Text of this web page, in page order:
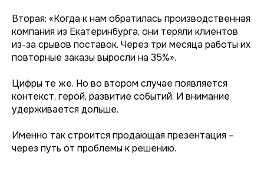
Вторая: «Когда к нам обратилась производственная
компания из Екатеринбурга, они теряли клиентов
из-за срывов поставок. Через три месяца работы их
повторные заказы выросли на 35%».
Цифры те же. Но во втором случае появляется
контекст, герой, развитие событий. И внимание
удерживается дольше.
Именно так строится продающая презентация –
через путь от проблемы к решению.